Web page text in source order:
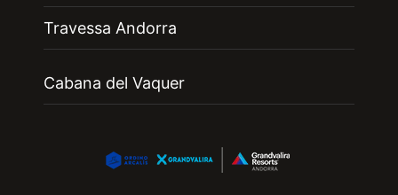
Travessa Andorra
Cabana del Vaquer